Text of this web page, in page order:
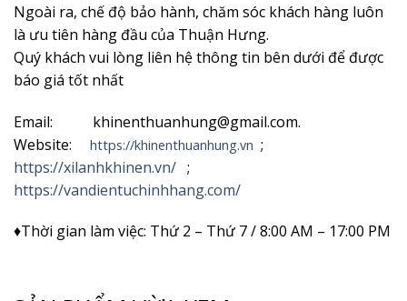
Ngoài ra, chế độ bảo hành, chăm sóc khách hàng luôn
là ưu tiên hàng đầu của Thuận Hưng.
Quý khách vui lòng liên hệ thông tin bên dưới để được
báo giá tốt nhất
Email: khinenthuanhung@gmail.com.
Website: https://khinenthuanhung.vn ;
https://xilanhkhinen.vn/ ;
https://vandientuchinhhang.com/
♦Thời gian làm việc: Thứ 2 – Thứ 7 / 8:00 AM – 17:00 PM